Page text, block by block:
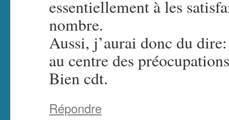
essentiellement à les
nombre.
Aussi, j’aurai donc du
au centre des
Bien cdt.
Répondre